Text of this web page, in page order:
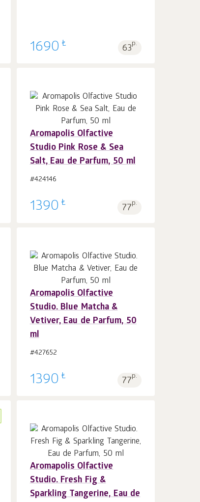
1690 ₺ 63p.
Aromapolis Olfactive
Studio Pink Rose & Sea
Salt, Eau de Parfum, 50 ml
#424146
1390 ₺ 77p.
Sepet'e 1adet
Aromapolis Olfactive
Studio. Blue Matcha &
Vetiver, Eau de Parfum, 50
ml
#427652
1390 ₺ 77p.
Sepet'e 1adet
Aromapolis Olfactive
Studio. Fresh Fig &
Sparkling Tangerine, Eau de
Sepet'e 1adet